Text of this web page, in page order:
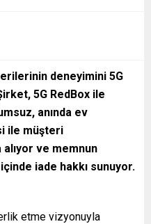
deneyimini 5G
5G RedBox ile
anında ev
ile müşteri
ve memnun
iade hakkı sunuyor.
etme vizyonuyla